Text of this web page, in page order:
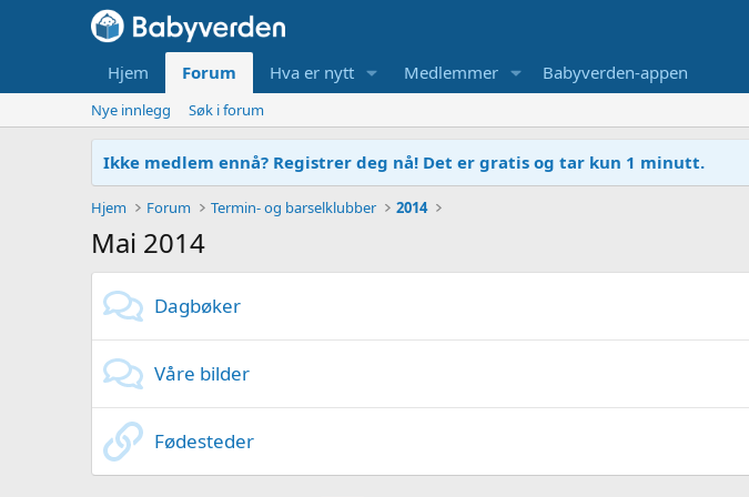
Hjem Forum Hva er nytt Medlemmer Babyverden-appen
Nye innlegg Søk i forum
Ikke medlem ennå? Registrer deg nå! Det er gratis og tar kun 1 minutt.
Hjem Forum Termin- og barselklubber 2014
Mai 2014
Dagbøker
Våre bilder
Fødesteder